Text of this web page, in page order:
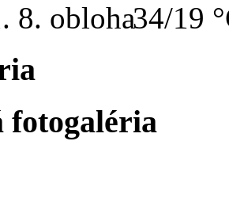
8. 34/19
fotogaléria